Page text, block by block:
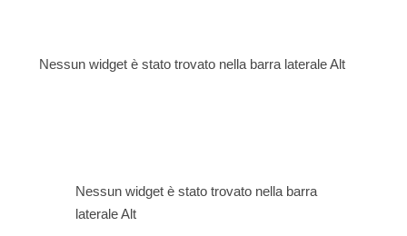
Nessun widget è stato trovato nella barra laterale Alt
Nessun widget è stato trovato nella barra
laterale Alt